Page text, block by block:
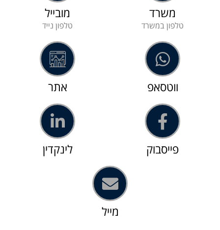
משרד
טלפון במשרד
מובייל
טלפון נייד
ווטסאפ אתר
פייסבוק לינקדין
מייל